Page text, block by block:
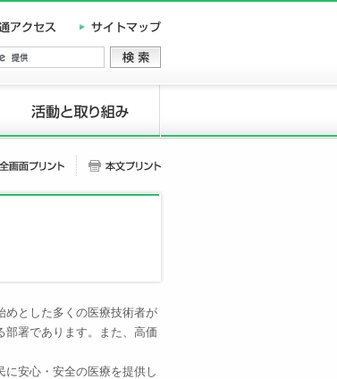
めとした多くの医療技術者が
部署であります。また、高価
安心・安全の医療を提供し